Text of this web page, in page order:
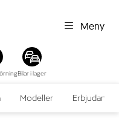
Meny
Bilar i lager
Modeller